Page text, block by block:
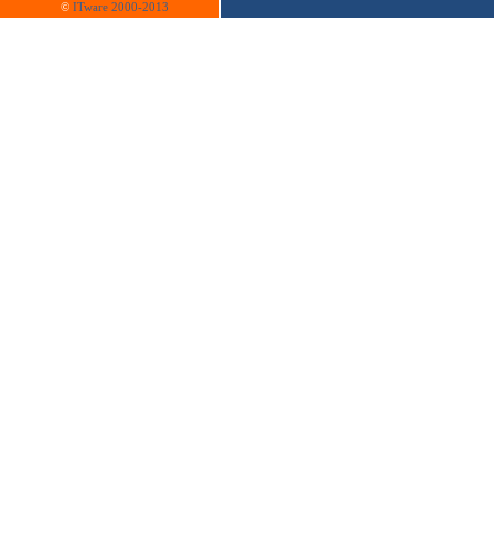
© ITware 2000-2013